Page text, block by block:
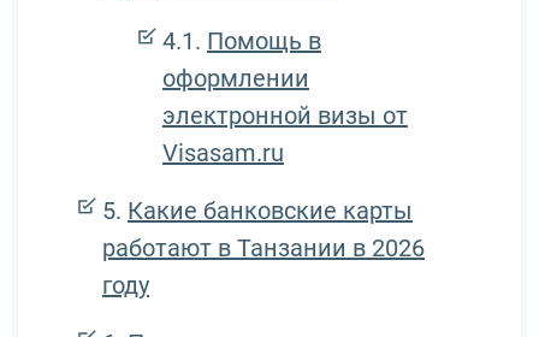
Помощь в
оформлении
электронной визы от
Visasam.ru
Какие банковские карты
работают в Танзании в 2026
году